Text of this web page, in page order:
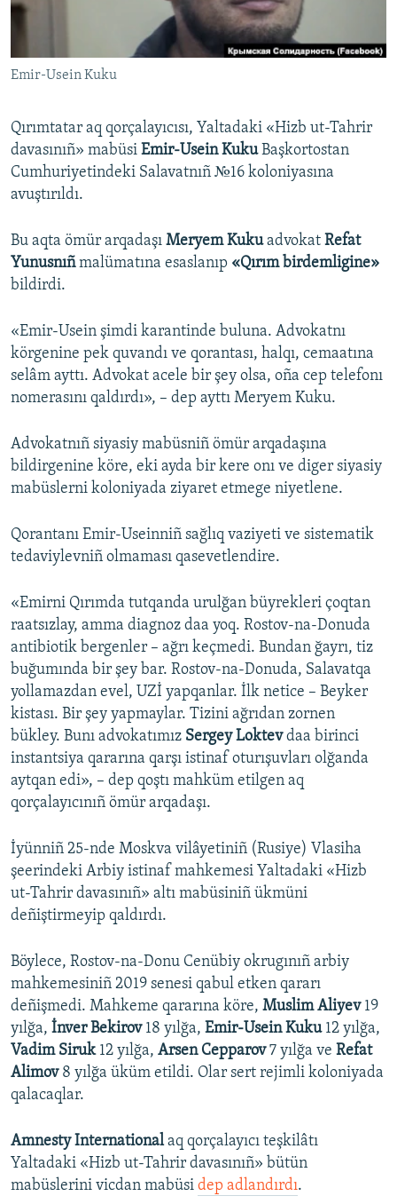
Українською
RFE/RS bütün saytları
Emir-Usein Kuku
Qırımtatar aq qorçalayıcısı, Yaltadaki «Hizb ut-Tahrir
davasınıñ» mabüsi Emir-Usein KukuBaşkortostan
Cumhuriyetindeki Salavatnıñ №16 koloniyasına
avuştırıldı.
Bu aqta ömür arqadaşı Meryem Kukuadvokat Refat
Yunusnıñmalümatına esaslanıp «Qırım birdemligine»
bildirdi.
«Emir-Usein şimdi karantinde buluna. Advokatnı
körgenine pek quvandı ve qorantası, halqı, cemaatına
selâm ayttı. Advokat acele bir şey olsa, oña cep telefonı
nomerasını qaldırdı», – dep ayttı Meryem Kuku.
Advokatnıñ siyasiy mabüsniñ ömür arqadaşına
bildirgenine köre, eki ayda bir kere onı ve diger siyasiy
mabüslerni koloniyada ziyaret etmege niyetlene.
Qorantanı Emir-Useinniñ sağlıq vaziyeti ve sistematik
tedaviylevniñ olmaması qasevetlendire.
«Emirni Qırımda tutqanda urulğan büyrekleri çoqtan
raatsızlay, amma diagnoz daa yoq. Rostov-na-Donuda
antibiotik bergenler – ağrı keçmedi. Bundan ğayrı, tiz
buğumında bir şey bar. Rostov-na-Donuda, Salavatqa
yollamazdan evel, UZİ yapqanlar. İlk netice – Beyker
kistası. Bir şey yapmaylar. Tizini ağrıdan zornen
bükley. Bunı advokatımız Sergey Loktevdaa birinci
instantsiya qararına qarşı istinaf oturışuvları olğanda
aytqan edi», – dep qoştı mahküm etilgen aq
qorçalayıcınıñ ömür arqadaşı.
İyünniñ 25-nde Moskva vilâyetiniñ (Rusiye) Vlasiha
şeerindeki Arbiy istinaf mahkemesi Yaltadaki «Hizb
ut-Tahrir davasınıñ» altı mabüsiniñ ükmüni
deñiştirmeyip qaldırdı.
Böylece, Rostov-na-Donu Cenübiy okrugınıñ arbiy
mahkemesiniñ 2019 senesi qabul etken qararı
deñişmedi. Mahkeme qararına köre, Muslim Aliyev 19
yılğa, İnver Bekirov18 yılğa, Emir-Usein Kuku12 yılğa,
Vadim Siruk 12 yılğa, Arsen Cepparov7 yılğa ve Refat
Alimov 8 yılğa üküm etildi. Olar sert rejimli koloniyada
qalacaqlar.
Amnesty Internationalaq qorçalayıcı teşkilâtı
Yaltadaki «Hizb ut-Tahrir davasınıñ» bütün
mabüslerini vicdan mabüsi dep adlandırdı.